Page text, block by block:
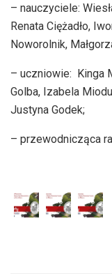
– nauczyciele:
Renata Ciężadło,
Noworolnik,
– uczniowie: Kinga
Golba, Izabela
Justyna Godek;
– przewodnicząca